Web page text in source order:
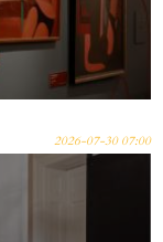
2026-07-30 07:00